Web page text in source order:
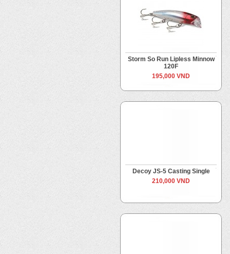
Storm So Run Lipless Minnow
120F
195,000 VND
Decoy JS-5 Casting Single
210,000 VND